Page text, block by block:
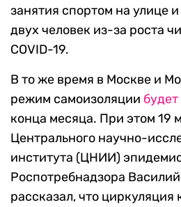
занятия спортом на улице
двух человек из-за роста
COVID-19.
В то же время в Москве и
режим самоизоляции будет
конца месяца. При этом 19
Центрального научно-
института (ЦНИИ)
Роспотребнадзора
рассказал, что циркуляция